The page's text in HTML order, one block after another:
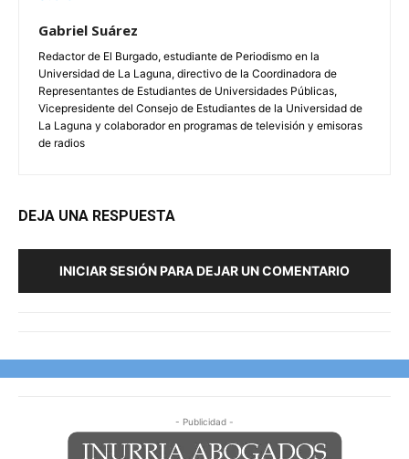
Gabriel Suárez
Redactor de El Burgado, estudiante de Periodismo en la
Universidad de La Laguna, directivo de la Coordinadora de
Representantes de Estudiantes de Universidades Públicas,
Vicepresidente del Consejo de Estudiantes de la Universidad de
La Laguna y colaborador en programas de televisión y emisoras
de radios
DEJA UNA RESPUESTA
INICIAR SESIÓN PARA DEJAR UN COMENTARIO
- Publicidad -